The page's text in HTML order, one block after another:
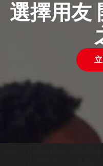
選擇用友